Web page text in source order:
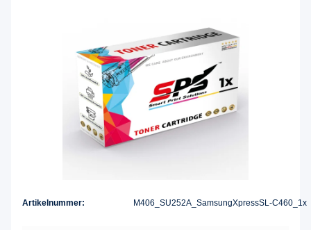
Artikelnummer: M406_SU252A_SamsungXpressSL-C460_1x